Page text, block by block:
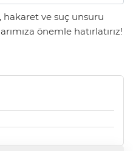
ve suç unsuru
önemle hatırlatırız!